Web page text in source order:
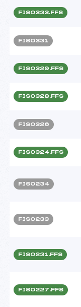
FIS0333.FFS
FIS0331
FIS0329.FFS
FIS0328.FFS
FIS0326
FIS0324.FFS
FIS0234
FIS0233
FIS0231.FFS
FIS0227.FFS